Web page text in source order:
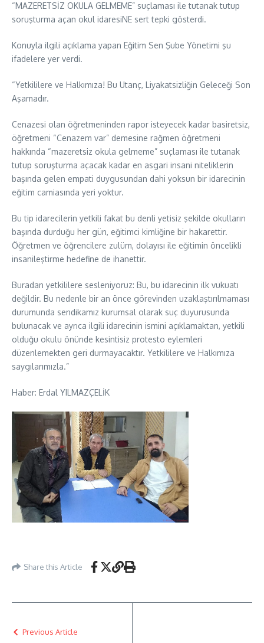
“MAZERETSİZ OKULA GELMEME” suçlaması ile tutanak tutup
soruşturma açan okul idaresiNE sert tepki gösterdi.
Konuyla ilgili açıklama yapan Eğitim Sen Şube Yönetimi şu
ifadelere yer verdi.
“Yetkililere ve Halkımıza! Bu Utanç, Liyakatsizliğin Geleceği Son
Aşamadır.
Cenazesi olan öğretmeninden rapor isteyecek kadar basiretsiz,
öğretmeni “Cenazem var” demesine rağmen öğretmeni
hakkında “mazeretsiz okula gelmeme” suçlaması ile tutanak
tutup soruşturma açacak kadar en asgari insani niteliklerin
başında gelen empati duygusundan dahi yoksun bir idarecinin
eğitim camiasında yeri yoktur.
Bu tip idarecilerin yetkili fakat bu denli yetisiz şekilde okulların
başında durduğu her gün, eğitimci kimliğine bir hakarettir.
Öğretmen ve öğrencilere zulüm, dolayısı ile eğitimin öncelikli
insanileştirme hedefine de ihanettir.
Buradan yetkililere sesleniyoruz: Bu, bu idarecinin ilk vukuatı
değildir. Bu nedenle bir an önce görevinden uzaklaştırılmaması
durumunda sendikamız kurumsal olarak suç duyurusunda
bulunacak ve ayrıca ilgili idarecinin ismini açıklamaktan, yetkili
olduğu okulu önünde kesintisiz protesto eylemleri
düzenlemekten geri durmayacaktır. Yetkililere ve Halkımıza
saygılarımızla.”
Haber: Erdal YILMAZÇELİK
Share this Article
Previous Article